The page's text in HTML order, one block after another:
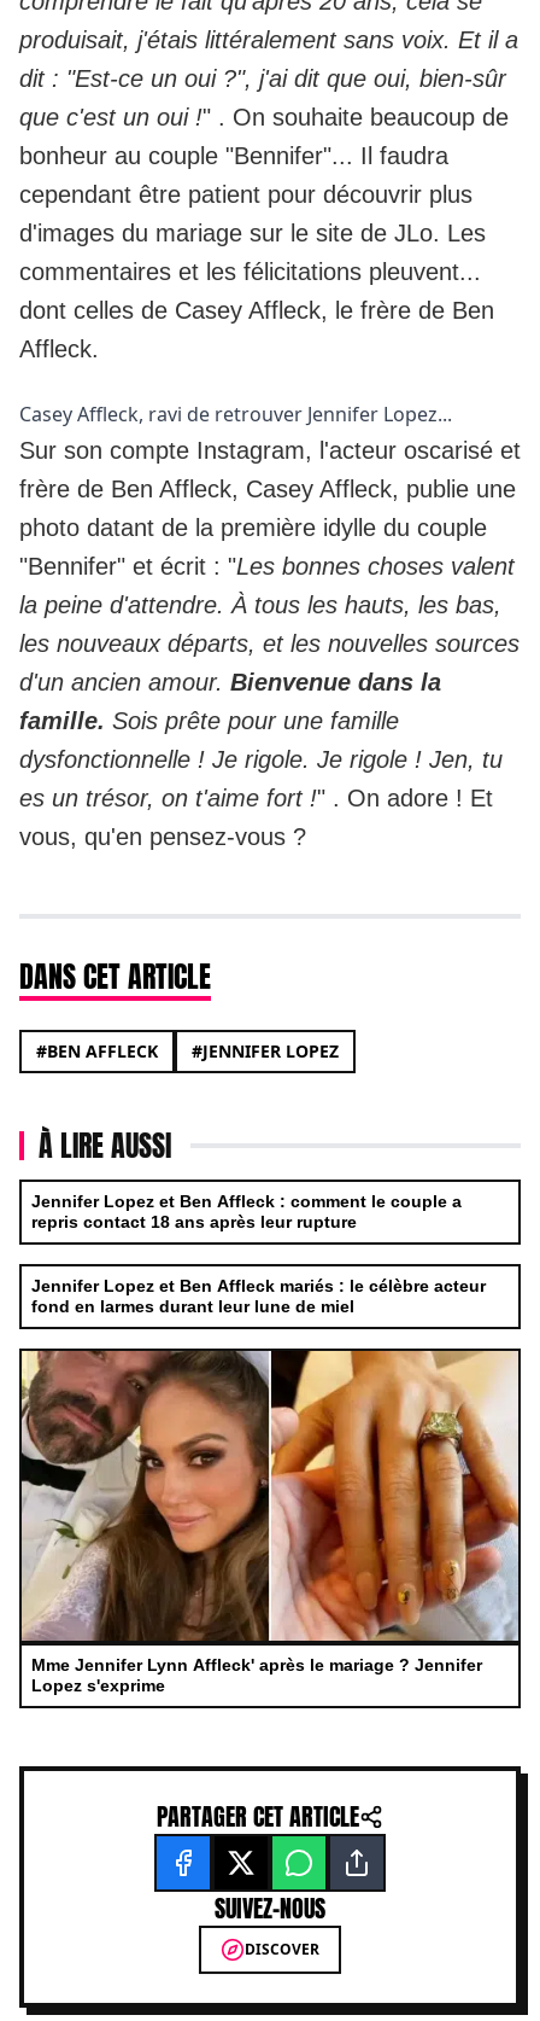
produisait, j'étais littéralement sans voix. Et il a
dit : "Est-ce un oui ?", j'ai dit que oui, bien-sûr
que c'est un oui !" . On souhaite beaucoup de
bonheur au couple "Bennifer"... Il faudra
cependant être patient pour découvrir plus
d'images du mariage sur le site de JLo. Les
commentaires et les félicitations pleuvent...
dont celles de Casey Affleck, le frère de Ben
Affleck.
Casey Affleck, ravi de retrouver Jennifer Lopez...
Sur son compte Instagram, l'acteur oscarisé et
frère de Ben Affleck, Casey Affleck, publie une
photo datant de la première idylle du couple
"Bennifer" et écrit : "Les bonnes choses valent
la peine d'attendre. À tous les hauts, les bas,
les nouveaux départs, et les nouvelles sources
d'un ancien amour. Bienvenue dans la
famille. Sois prête pour une famille
dysfonctionnelle ! Je rigole. Je rigole ! Jen, tu
es un trésor, on t'aime fort !" . On adore ! Et
vous, qu'en pensez-vous ?
DANS CET ARTICLE
#BEN AFFLECK #JENNIFER LOPEZ
À LIRE AUSSI
Jennifer Lopez et Ben Affleck : comment le couple a
repris contact 18 ans après leur rupture
Jennifer Lopez et Ben Affleck mariés : le célèbre acteur
fond en larmes durant leur lune de miel
Mme Jennifer Lynn Affleck' après le mariage ? Jennifer
Lopez s'exprime
PARTAGER CET ARTICLE
SUIVEZ-NOUS
DISCOVER